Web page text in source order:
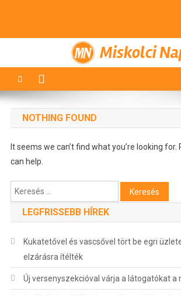
Miskolci
NOTHING FOUND
It seems we can’t find what you’re looking
can help.
Keresés:
LEGFRISSEBB HÍREK
Kukatetővel és vascsővel tört be egri
elzárásra ítélték
Új versenyszekcióval várja a látogatókat a